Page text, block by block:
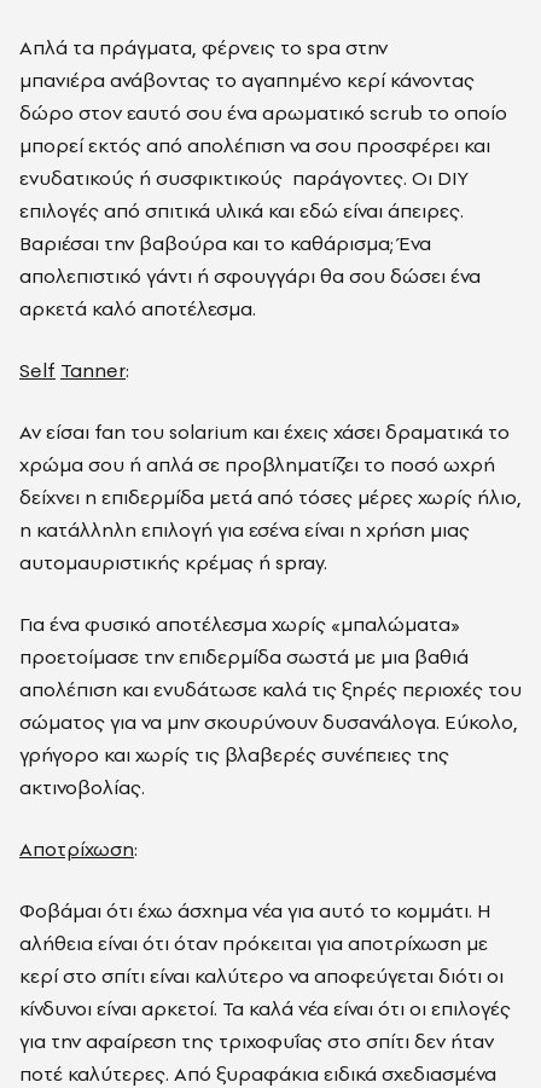
Απλά τα πράγματα, φέρνεις το spa στην
μπανιέρα ανάβοντας το αγαπημένο κερί κάνοντας
δώρο στον εαυτό σου ένα αρωματικό scrub το οποίο
μπορεί εκτός από απολέπιση να σου προσφέρει και
ενυδατικούς ή συσφικτικούς παράγοντες. Οι DIY
επιλογές από σπιτικά υλικά και εδώ είναι άπειρες.
Βαριέσαι την βαβούρα και το καθάρισμα; Ένα
απολεπιστικό γάντι ή σφουγγάρι θα σου δώσει ένα
αρκετά καλό αποτέλεσμα.
Self Tanner:
Αν είσαι fan του solarium και έχεις χάσει δραματικά το
χρώμα σου ή απλά σε προβληματίζει το ποσό ωχρή
δείχνει η επιδερμίδα μετά από τόσες μέρες χωρίς ήλιο,
η κατάλληλη επιλογή για εσένα είναι η χρήση μιας
αυτομαυριστικής κρέμας ή spray.
Για ένα φυσικό αποτέλεσμα χωρίς «μπαλώματα»
προετοίμασε την επιδερμίδα σωστά με μια βαθιά
απολέπιση και ενυδάτωσε καλά τις ξηρές περιοχές του
σώματoς για να μην σκουρύνουν δυσανάλογα. Εύκολο,
γρήγορο και χωρίς τις βλαβερές συνέπειες της
ακτινοβολίας.
Αποτρίχωση:
Φοβάμαι ότι έχω άσχημα νέα για αυτό το κομμάτι. Η
αλήθεια είναι ότι όταν πρόκειται για αποτρίχωση με
κερί στο σπίτι είναι καλύτερο να αποφεύγεται διότι οι
κίνδυνοι είναι αρκετοί. Τα καλά νέα είναι ότι οι επιλογές
για την αφαίρεση της τριχοφυΐας στο σπίτι δεν ήταν
ποτέ καλύτερες. Από ξυραφάκια ειδικά σχεδιασμένα